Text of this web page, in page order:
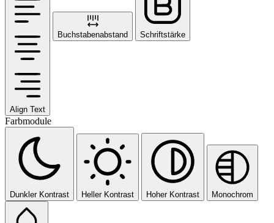
Align Text
Buchstabenabstand Schriftstärke
Farbmodule
Dunkler Kontrast Heller Kontrast Hoher Kontrast Monochrom